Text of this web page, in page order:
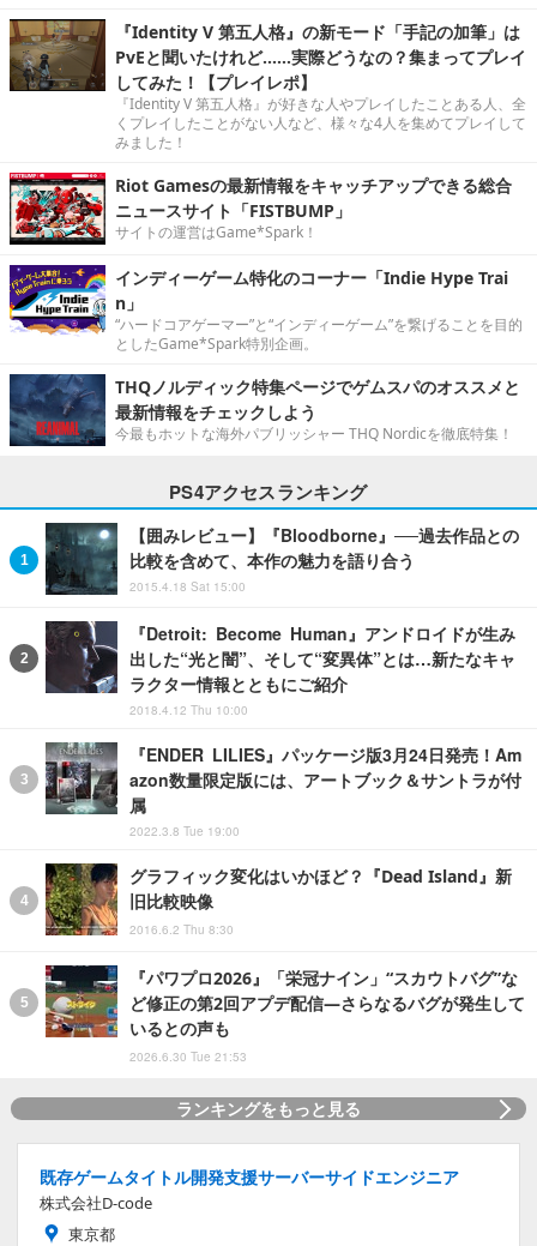
『Identity V 第五人格』の新モード「手記の加筆」は
PvEと聞いたけれど……実際どうなの？集まってプレイ
してみた！【プレイレポ】
『Identity V 第五人格』が好きな人やプレイしたことある人、全
くプレイしたことがない人など、様々な4人を集めてプレイして
みました！
Riot Gamesの最新情報をキャッチアップできる総合
ニュースサイト「FISTBUMP」
サイトの運営はGame*Spark！
インディーゲーム特化のコーナー「Indie Hype Trai
n」
“ハードコアゲーマー”と“インディーゲーム”を繋げることを目的
としたGame*Spark特別企画。
THQノルディック特集ページでゲムスパのオススメと
最新情報をチェックしよう
今最もホットな海外パブリッシャー THQ Nordicを徹底特集！
PS4アクセスランキング
【囲みレビュー】『Bloodborne』──過去作品との
比較を含めて、本作の魅力を語り合う
2015.4.18 Sat 15:00
『Detroit: Become Human』アンドロイドが生み
出した“光と闇”、そして“変異体”とは…新たなキャ
ラクター情報とともにご紹介
2018.4.12 Thu 10:00
『ENDER LILIES』パッケージ版3月24日発売！Am
azon数量限定版には、アートブック＆サントラが付
属
2022.3.8 Tue 19:00
グラフィック変化はいかほど？『Dead Island』新
旧比較映像
2016.6.2 Thu 8:30
『パワプロ2026』「栄冠ナイン」“スカウトバグ”な
ど修正の第2回アプデ配信―さらなるバグが発生して
いるとの声も
2026.6.30 Tue 21:53
ランキングをもっと見る
既存ゲームタイトル開発支援サーバーサイドエンジニア
株式会社D-code
東京都